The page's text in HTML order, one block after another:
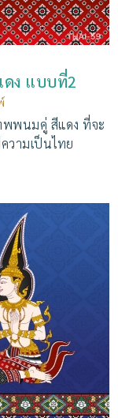
ดง แบบที่2
พพนมคู่ สีแดง ที่จะ
วามเป็นไทย